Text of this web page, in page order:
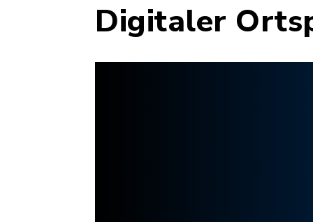
Digitaler